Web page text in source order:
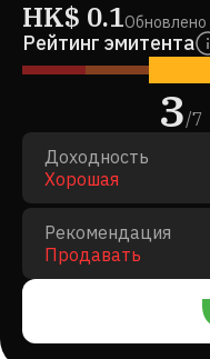
HK$ 0.1Обновлено
Рейтинг эмитента
3/7
Доходность
Хорошая
Рекомендация
Продавать